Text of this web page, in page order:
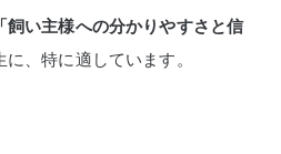
「飼い主様への分かりやすさと信
、特に適しています。